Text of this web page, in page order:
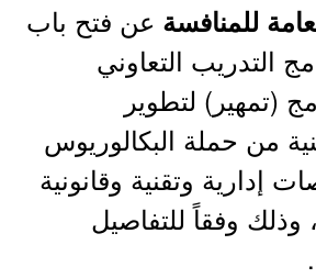
للمنافسة عن فتح باب
التدريب التعاوني
(تمهير) لتطوير
من حملة البكالوريوس
وتقنية وقانونية
وذلك وفقاً للتفاصيل